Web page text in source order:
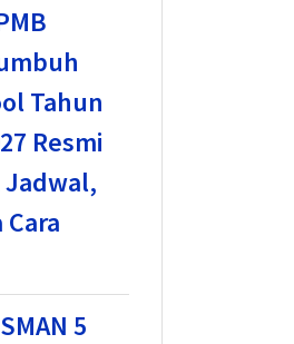
Tahun
Resmi
Jadwal,
5